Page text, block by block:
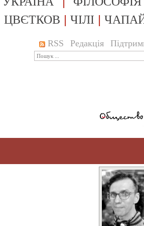
ЦВЄТКОВ | ЧІЛІ |
RSS Редакція